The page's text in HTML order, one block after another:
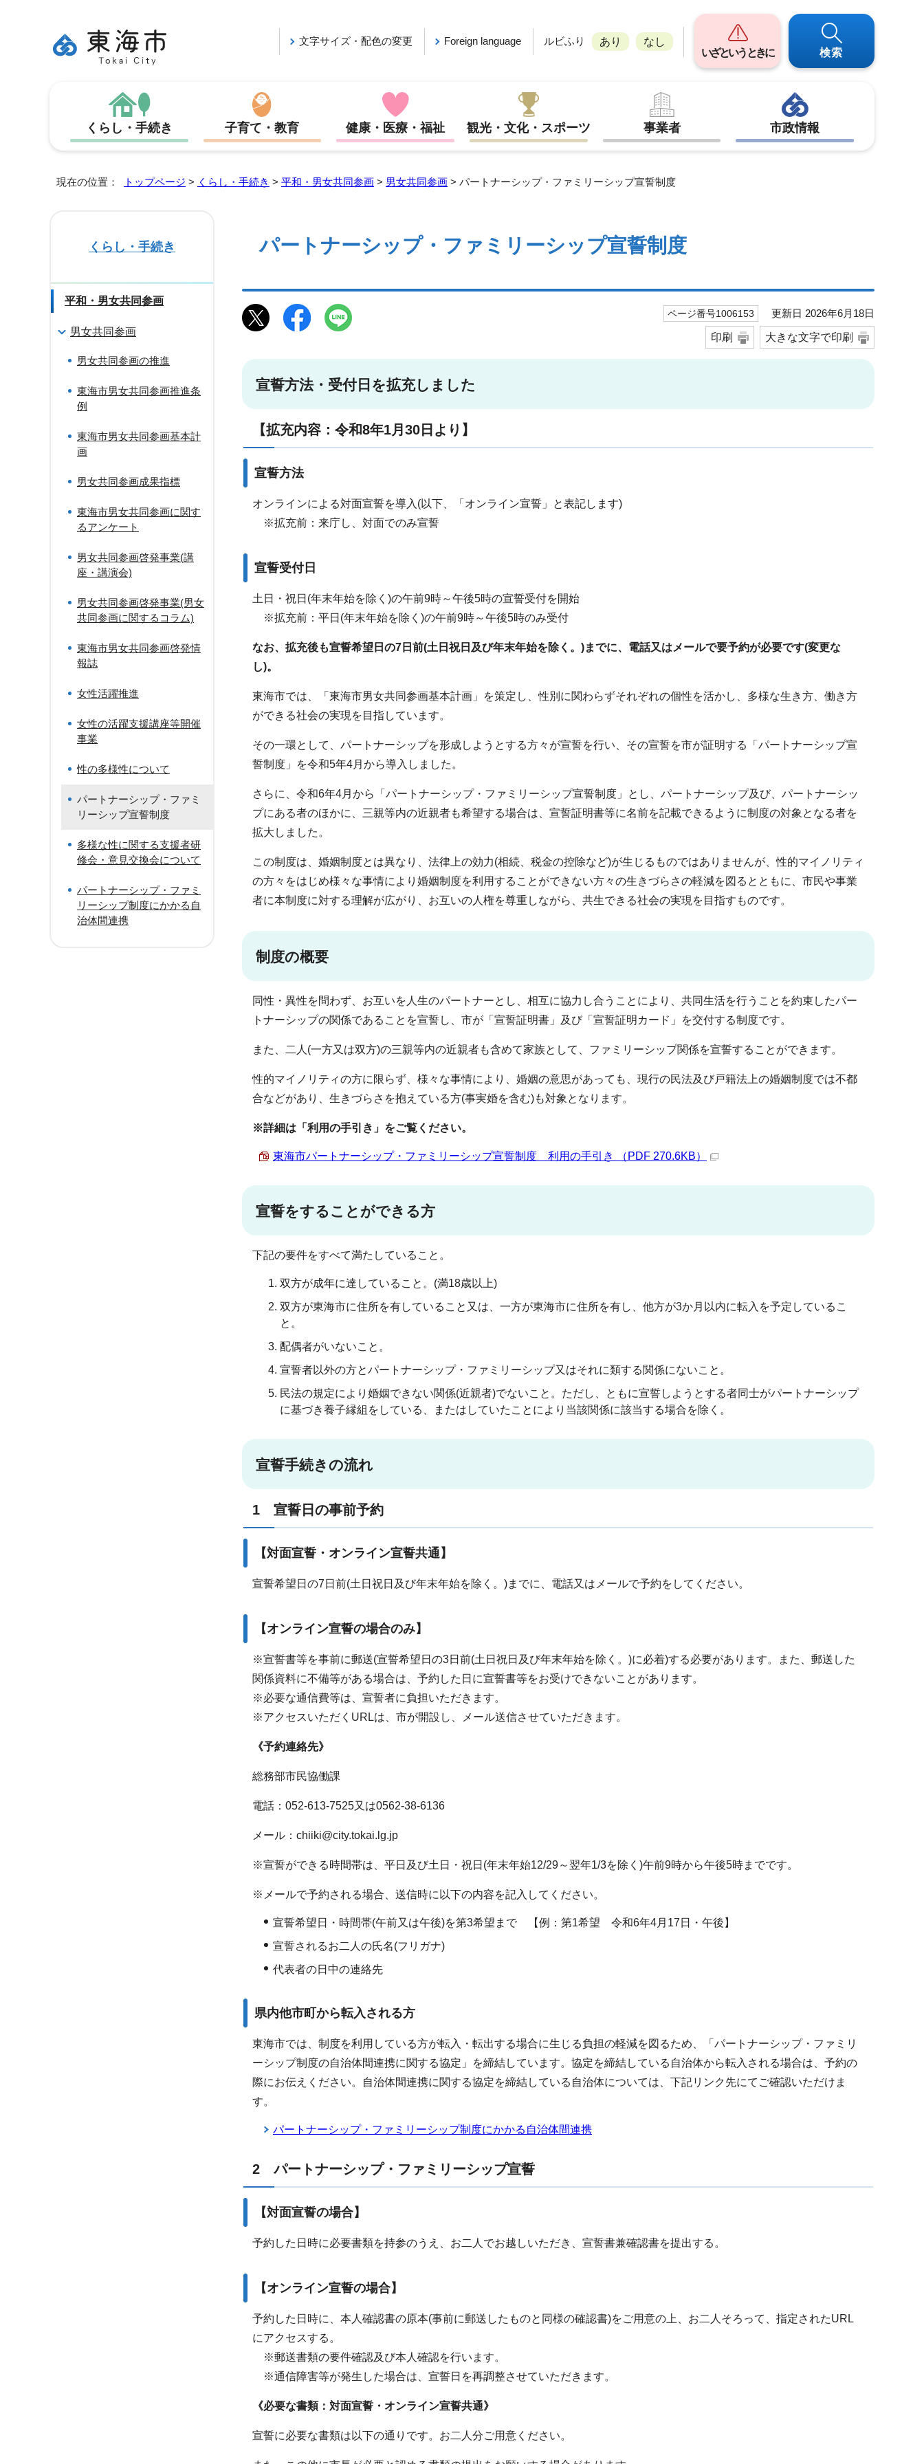
文字サイズ・配色の変更 Foreign language ルビふり あり
なし
いざというときに
検索
くらし・手続き 子育て・教育 健康・医療・福祉 観光・文化・スポーツ 事業者 市政情報
現在の位置： トップページ > くらし・手続き > 平和・男女共同参画 > 男女共同参画 > パートナーシップ・ファミリーシップ宣誓制度
パートナーシップ・ファミリーシップ宣誓制度
ページ番号1006153 更新日 2026年6月18日
印刷 大きな文字で印刷
宣誓方法・受付日を拡充しました
【拡充内容：令和8年1月30日より】
宣誓方法
オンラインによる対面宣誓を導入(以下、「オンライン宣誓」と表記します)
※拡充前：来庁し、対面でのみ宣誓
宣誓受付日
土日・祝日(年末年始を除く)の午前9時～午後5時の宣誓受付を開始
※拡充前：平日(年末年始を除く)の午前9時～午後5時のみ受付
なお、拡充後も宣誓希望日の7日前(土日祝日及び年末年始を除く。)までに、電話又はメールで要予約が必要です(変更な
し)。
東海市では、「東海市男女共同参画基本計画」を策定し、性別に関わらずそれぞれの個性を活かし、多様な生き方、働き方
ができる社会の実現を目指しています。
その一環として、パートナーシップを形成しようとする方々が宣誓を行い、その宣誓を市が証明する「パートナーシップ宣
誓制度」を令和5年4月から導入しました。
さらに、令和6年4月から「パートナーシップ・ファミリーシップ宣誓制度」とし、パートナーシップ及び、パートナーシッ
プにある者のほかに、三親等内の近親者も希望する場合は、宣誓証明書等に名前を記載できるように制度の対象となる者を
拡大しました。
この制度は、婚姻制度とは異なり、法律上の効力(相続、税金の控除など)が生じるものではありませんが、性的マイノリティ
の方々をはじめ様々な事情により婚姻制度を利用することができない方々の生きづらさの軽減を図るとともに、市民や事業
者に本制度に対する理解が広がり、お互いの人権を尊重しながら、共生できる社会の実現を目指すものです。
制度の概要
同性・異性を問わず、お互いを人生のパートナーとし、相互に協力し合うことにより、共同生活を行うことを約束したパー
トナーシップの関係であることを宣誓し、市が「宣誓証明書」及び「宣誓証明カード」を交付する制度です。
また、二人(一方又は双方)の三親等内の近親者も含めて家族として、ファミリーシップ関係を宣誓することができます。
性的マイノリティの方に限らず、様々な事情により、婚姻の意思があっても、現行の民法及び戸籍法上の婚姻制度では不都
合などがあり、生きづらさを抱えている方(事実婚を含む)も対象となります。
※詳細は「利用の手引き」をご覧ください。
東海市パートナーシップ・ファミリーシップ宣誓制度 利用の手引き （PDF 270.6KB）
宣誓をすることができる方
下記の要件をすべて満たしていること。
双方が成年に達していること。(満18歳以上)
双方が東海市に住所を有していること又は、一方が東海市に住所を有し、他方が3か月以内に転入を予定しているこ
と。
配偶者がいないこと。
宣誓者以外の方とパートナーシップ・ファミリーシップ又はそれに類する関係にないこと。
民法の規定により婚姻できない関係(近親者)でないこと。ただし、ともに宣誓しようとする者同士がパートナーシップ
に基づき養子縁組をしている、またはしていたことにより当該関係に該当する場合を除く。
宣誓手続きの流れ
1 宣誓日の事前予約
【対面宣誓・オンライン宣誓共通】
宣誓希望日の7日前(土日祝日及び年末年始を除く。)までに、電話又はメールで予約をしてください。
【オンライン宣誓の場合のみ】
※宣誓書等を事前に郵送(宣誓希望日の3日前(土日祝日及び年末年始を除く。)に必着)する必要があります。また、郵送した
関係資料に不備等がある場合は、予約した日に宣誓書等をお受けできないことがあります。
※必要な通信費等は、宣誓者に負担いただきます。
※アクセスいただくURLは、市が開設し、メール送信させていただきます。
《予約連絡先》
総務部市民協働課
電話：052-613-7525又は0562-38-6136
メール：chiiki@city.tokai.lg.jp
※宣誓ができる時間帯は、平日及び土日・祝日(年末年始12/29～翌年1/3を除く)午前9時から午後5時までです。
※メールで予約される場合、送信時に以下の内容を記入してください。
宣誓希望日・時間帯(午前又は午後)を第3希望まで 【例：第1希望 令和6年4月17日・午後】
宣誓されるお二人の氏名(フリガナ)
代表者の日中の連絡先
県内他市町から転入される方
東海市では、制度を利用している方が転入・転出する場合に生じる負担の軽減を図るため、「パートナーシップ・ファミリ
ーシップ制度の自治体間連携に関する協定」を締結しています。協定を締結している自治体から転入される場合は、予約の
際にお伝えください。自治体間連携に関する協定を締結している自治体については、下記リンク先にてご確認いただけま
す。
パートナーシップ・ファミリーシップ制度にかかる自治体間連携
2 パートナーシップ・ファミリーシップ宣誓
【対面宣誓の場合】
予約した日時に必要書類を持参のうえ、お二人でお越しいただき、宣誓書兼確認書を提出する。
【オンライン宣誓の場合】
予約した日時に、本人確認書の原本(事前に郵送したものと同様の確認書)をご用意の上、お二人そろって、指定されたURL
にアクセスする。
※郵送書類の要件確認及び本人確認を行います。
※通信障害等が発生した場合は、宣誓日を再調整させていただきます。
《必要な書類：対面宣誓・オンライン宣誓共通》
宣誓に必要な書類は以下の通りです。お二人分ご用意ください。
くらし・手続き
平和・男女共同参画
男女共同参画
男女共同参画の推進
東海市男女共同参画推進条
例
東海市男女共同参画基本計
画
男女共同参画成果指標
東海市男女共同参画に関す
るアンケート
男女共同参画啓発事業(講
座・講演会)
男女共同参画啓発事業(男女
共同参画に関するコラム)
東海市男女共同参画啓発情
報誌
女性活躍推進
女性の活躍支援講座等開催
事業
性の多様性について
パートナーシップ・ファミ
リーシップ宣誓制度
多様な性に関する支援者研
修会・意見交換会について
パートナーシップ・ファミ
リーシップ制度にかかる自
治体間連携